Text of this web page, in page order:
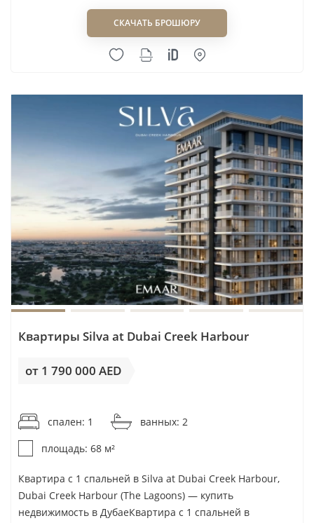
СКАЧАТЬ БРОШЮРУ
Квартиры Silva at Dubai Creek Harbour
от 1 790 000 AED
спален: 1
ванных: 2
площадь: 68 м²
Квартира с 1 спальней в Silva at Dubai Creek Harbour,
Dubai Creek Harbour (The Lagoons) — купить
недвижимость в ДубаеКвартира с 1 спальней в